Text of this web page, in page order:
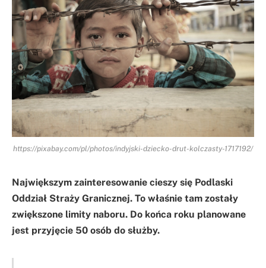
https://pixabay.com/pl/photos/indyjski-dziecko-drut-kolczasty-1717192/
Największym zainteresowanie cieszy się Podlaski
Oddział Straży Granicznej. To właśnie tam zostały
zwiększone limity naboru. Do końca roku planowane
jest przyjęcie 50 osób do służby.